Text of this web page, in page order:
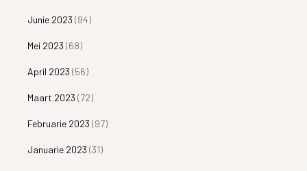
Junie 2023 (94)
Mei 2023 (68)
April 2023 (56)
Maart 2023 (72)
Februarie 2023 (97)
Januarie 2023 (31)